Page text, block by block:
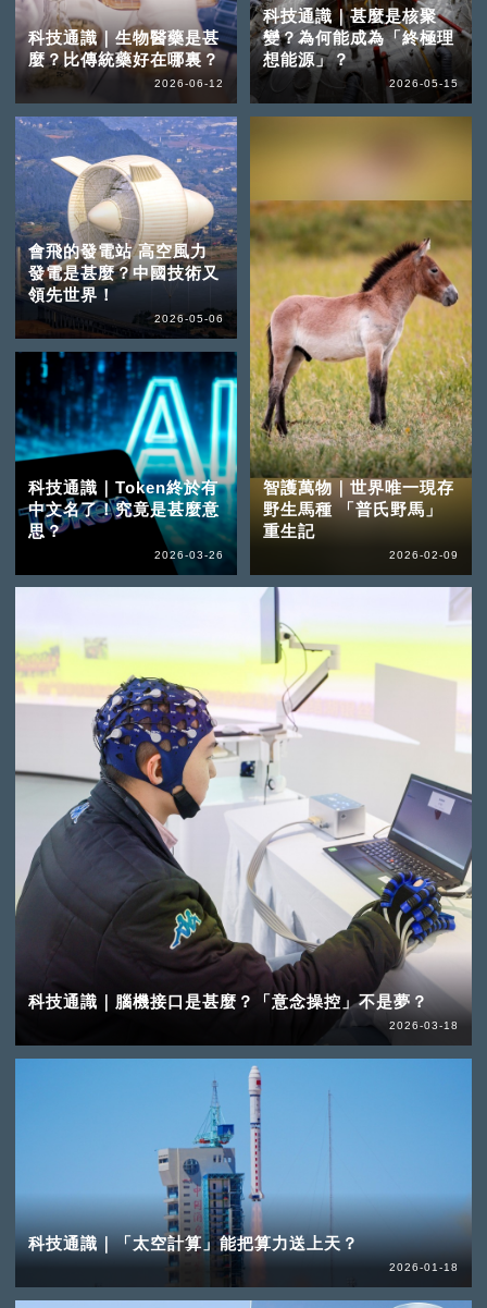
科技通識｜生物醫藥是甚
麼？比傳統藥好在哪裏？
2026-06-12
科技通識｜甚麼是核聚
變？為何能成為「終極理
想能源」？
2026-05-15
會飛的發電站 高空風力
發電是甚麼？中國技術又
領先世界！
2026-05-06
科技通識｜Token終於有
中文名了！究竟是甚麼意
思？
2026-03-26
科技通識｜腦機接口是甚麼？「意念操控」不是夢？
2026-03-18
智護萬物｜世界唯一現存
野生馬種 「普氏野馬」
重生記
2026-02-09
科技通識｜「太空計算」能把算力送上天？
2026-01-18